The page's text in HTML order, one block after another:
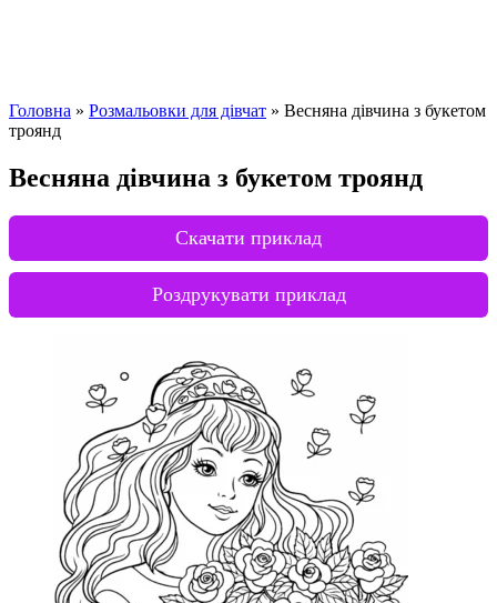
Головна » Розмальовки для дівчат » Весняна дівчина з букетом
троянд
Весняна дівчина з букетом троянд
Скачати приклад
Роздрукувати приклад